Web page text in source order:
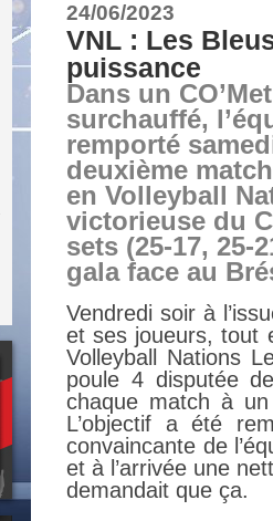
24/06/2023
VNL : Les
puissance
Dans un
surchauffé,
remporté
deuxième
en Volleyball
victorieuse du
sets (25-17, 25-
gala face au
Vendredi soir à
et ses joueurs, tout
Volleyball Nations
poule 4 disputée
chaque match à
L’objectif a été
convaincante de
et à l’arrivée une
demandait que ça.